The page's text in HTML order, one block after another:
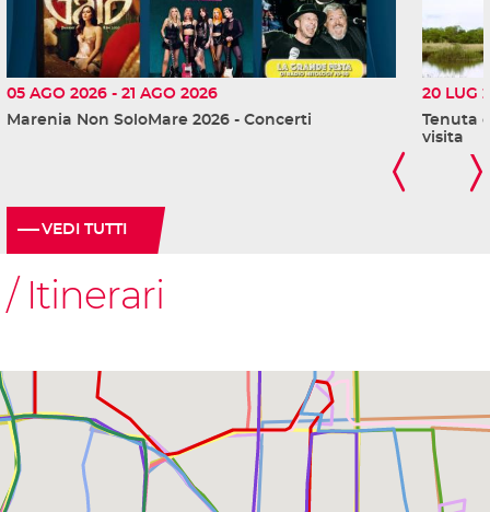
05 AGO 2026 - 21 AGO 2026
Marenia Non SoloMare 2026 - Concerti
20 LUG
Tenuta
visita
VEDI TUTTI
Itinerari